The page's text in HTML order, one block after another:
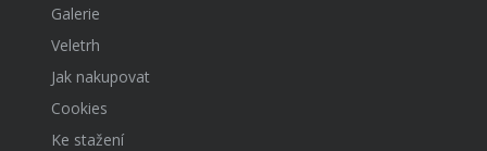
Galerie
Veletrh
Jak nakupovat
Cookies
Ke stažení